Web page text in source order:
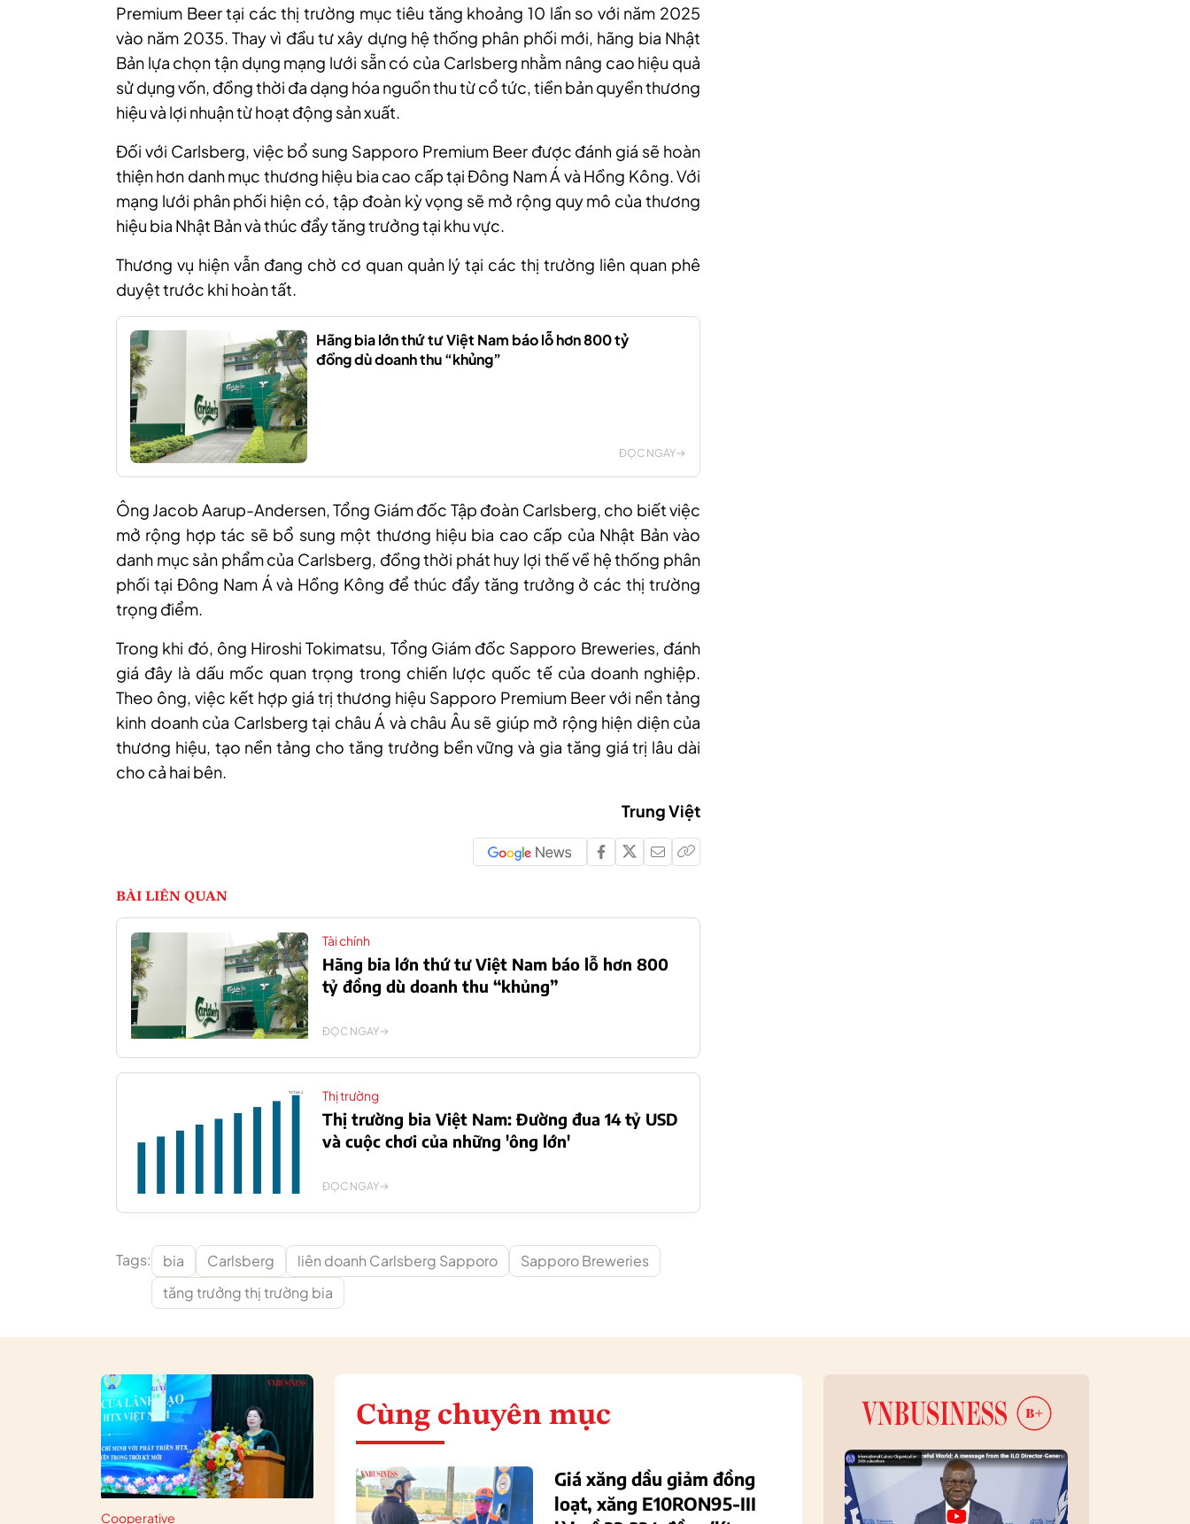
Premium Beer tại các thị trường mục tiêu tăng khoảng 10 lần so với năm 2025
vào năm 2035. Thay vì đầu tư xây dựng hệ thống phân phối mới, hãng bia Nhật
Bản lựa chọn tận dụng mạng lưới sẵn có của Carlsberg nhằm nâng cao hiệu quả
sử dụng vốn, đồng thời đa dạng hóa nguồn thu từ cổ tức, tiền bản quyền thương
hiệu và lợi nhuận từ hoạt động sản xuất.
Đối với Carlsberg, việc bổ sung Sapporo Premium Beer được đánh giá sẽ hoàn
thiện hơn danh mục thương hiệu bia cao cấp tại Đông Nam Á và Hồng Kông. Với
mạng lưới phân phối hiện có, tập đoàn kỳ vọng sẽ mở rộng quy mô của thương
hiệu bia Nhật Bản và thúc đẩy tăng trưởng tại khu vực.
Thương vụ hiện vẫn đang chờ cơ quan quản lý tại các thị trường liên quan phê
duyệt trước khi hoàn tất.
Hãng bia lớn thứ tư Việt Nam báo lỗ hơn 800 tỷ
đồng dù doanh thu “khủng”
ĐỌC NGAY
Ông Jacob Aarup-Andersen, Tổng Giám đốc Tập đoàn Carlsberg, cho biết việc
mở rộng hợp tác sẽ bổ sung một thương hiệu bia cao cấp của Nhật Bản vào
danh mục sản phẩm của Carlsberg, đồng thời phát huy lợi thế về hệ thống phân
phối tại Đông Nam Á và Hồng Kông để thúc đẩy tăng trưởng ở các thị trường
trọng điểm.
Trong khi đó, ông Hiroshi Tokimatsu, Tổng Giám đốc Sapporo Breweries, đánh
giá đây là dấu mốc quan trọng trong chiến lược quốc tế của doanh nghiệp.
Theo ông, việc kết hợp giá trị thương hiệu Sapporo Premium Beer với nền tảng
kinh doanh của Carlsberg tại châu Á và châu Âu sẽ giúp mở rộng hiện diện của
thương hiệu, tạo nền tảng cho tăng trưởng bền vững và gia tăng giá trị lâu dài
cho cả hai bên.
Trung Việt
BÀI LIÊN QUAN
Tài chính
Hãng bia lớn thứ tư Việt Nam báo lỗ hơn 800
tỷ đồng dù doanh thu “khủng”
ĐỌC NGAY
Thị trường
Thị trường bia Việt Nam: Đường đua 14 tỷ USD
và cuộc chơi của những 'ông lớn'
ĐỌC NGAY
Tags: bia Carlsberg liên doanh Carlsberg Sapporo
Sapporo Breweries
tăng trưởng thị trường bia
Cooperative
Cùng chuyên mục
Giá xăng dầu giảm đồng
loạt, xăng E10RON95-III